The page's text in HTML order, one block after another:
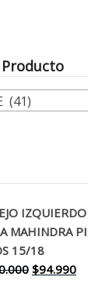
(41)
MAHINDRA
15/18
El
$94.990El